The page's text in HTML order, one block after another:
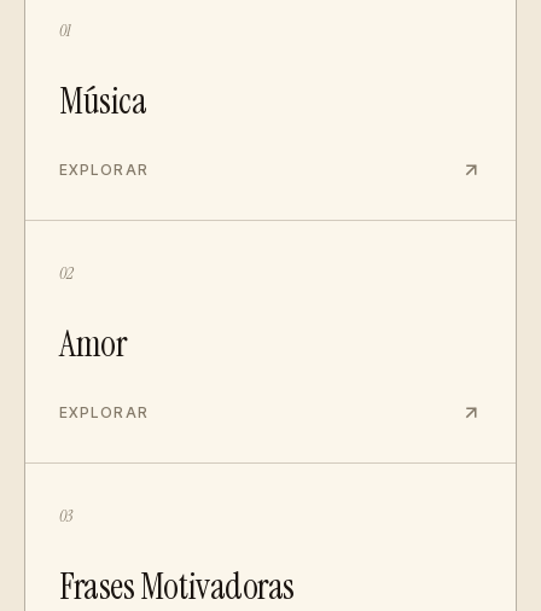
01
Música
EXPLORAR
02
Amor
EXPLORAR
03
Frases Motivadoras